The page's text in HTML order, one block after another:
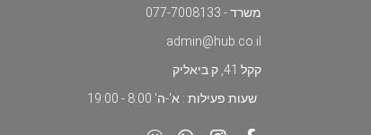
משרד - 077-7008133
admin@hub.co.il
קקל 41, ק.ביאליק
שעות פעילות : א'-ה' 8:00 - 19:00